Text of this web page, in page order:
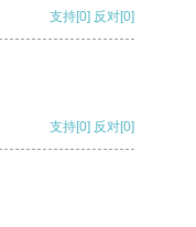
支持[0] 反对[0]
支持[0] 反对[0]